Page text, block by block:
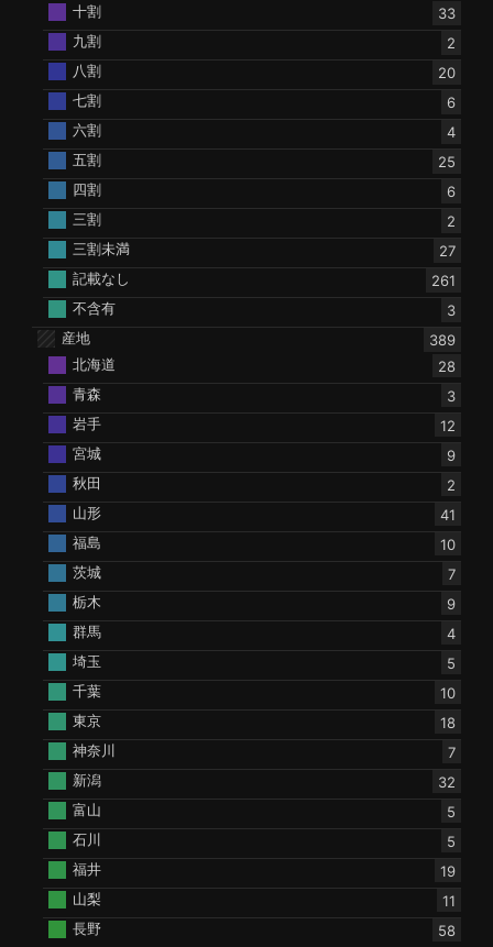
十割
33
九割
2
八割
20
七割
6
六割
4
五割
25
四割
6
三割
2
三割未満
27
記載なし
261
不含有
3
産地
389
北海道
28
青森
3
岩手
12
宮城
9
秋田
2
山形
41
福島
10
茨城
7
栃木
9
群馬
4
埼玉
5
千葉
10
東京
18
神奈川
7
新潟
32
富山
5
石川
5
福井
19
山梨
11
長野
58